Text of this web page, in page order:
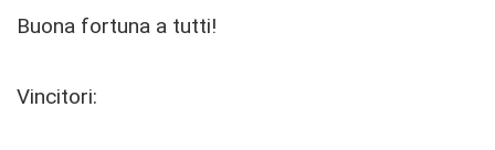
Buona fortuna a tutti!
Vincitori: